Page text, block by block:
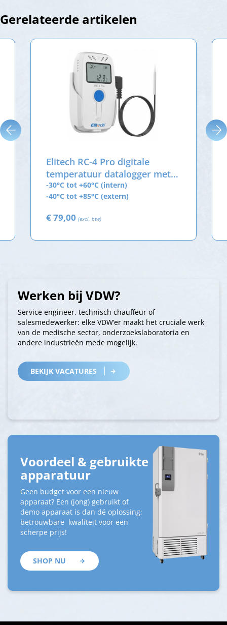
Gerelateerde artikelen
Elitech RC-4 Pro digitale
temperatuur datalogger met
externe sensor
-30°C tot +60°C (intern)
-40°C tot +85°C (extern)
€ 79,00 (excl. btw)
Werken bij VDW?
Service engineer, technisch chauffeur of
salesmedewerker: elke VDW’er maakt het cruciale werk
van de medische sector, onderzoekslaboratoria en
andere industrieën mede mogelijk.
BEKIJK VACATURES
Voordeel & gebruikte
apparatuur
Geen budget voor een nieuw
apparaat? Een (jong) gebruikt of
demo apparaat is dan dé oplossing;
betrouwbare kwaliteit voor een
scherpe prijs!
SHOP NU